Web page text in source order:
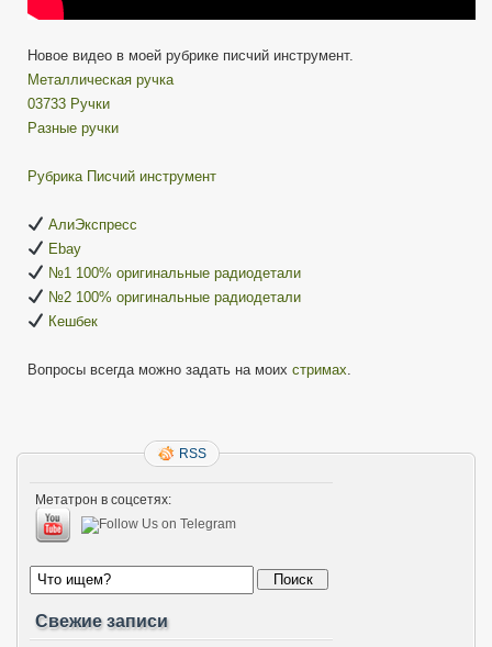
Новое видео в моей рубрике писчий инструмент.
Металлическая ручка
03733 Ручки
Разные ручки
Рубрика Писчий инструмент
АлиЭкспресс
Ebay
№1 100% оригинальные радиодетали
№2 100% оригинальные радиодетали
Кешбек
Вопросы всегда можно задать на моих стримах
RSS
Метатрон в соцсетях:
Свежие записи